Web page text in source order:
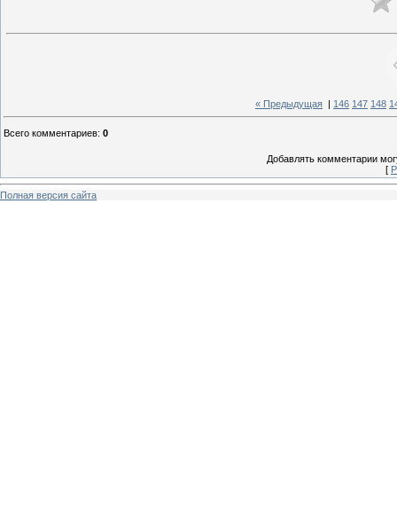
« Предыдущая | 146 147 148
Всего комментариев: 0
Добавлять комментарии
[
Полная версия сайта